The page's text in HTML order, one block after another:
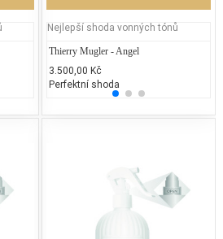
Jennifer Lopez – Still
1.592,10 Kč
25% běžných vonných tónů
Nejlepší shoda vonných tónů
Thierry Mugler - Angel
3.500,00 Kč
Perfektní shoda